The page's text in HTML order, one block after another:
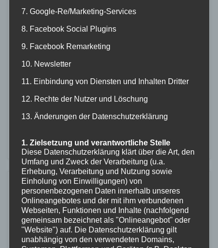
31
Liebes Clubmitglied…, der Herbst ist angekommen, die
Bäume verlieren ihre Blätter was man sehr gut im
Clubheimgelände sowie das Gebäude müssen für den
Winter vorbereitet werden. Deshalb bitten wir
der Clubheimputzete zu unterstützen – vor allem speziell
der Außenbereich. Die …
Weiterlesen
JUNI
28
Tauchtermine
EINTAUCHENIN DEN SOMMERWir gehen Tauchen
am:10.07.2022 Matschelsee27.08.2022
7. Google-Re/Marketing-Services
8. Facebook Social Plugins
9. Facebook Remarketing
10. Newsletter
11. Einbindung von Diensten und Inhalten Dritter
12. Rechte der Nutzer und Löschung
13. Änderungen der Datenschutzerklärung
1. Zielsetzung und verantwortliche Stelle
Diese Datenschutzerklärung klärt über die Art, den
Umfang und Zweck der Verarbeitung (u.a.
Erhebung, Verarbeitung und Nutzung sowie
Einholung von Einwilligungen) von
personenbezogenen Daten innerhalb unseres
Onlineangebotes und der mit ihm verbundenen
Webseiten, Funktionen und Inhalte (nachfolgend
gemeinsam bezeichnet als "Onlineangebot" oder
"Website") auf. Die Datenschutzerklärung gilt
unabhängig von den verwendeten Domains,